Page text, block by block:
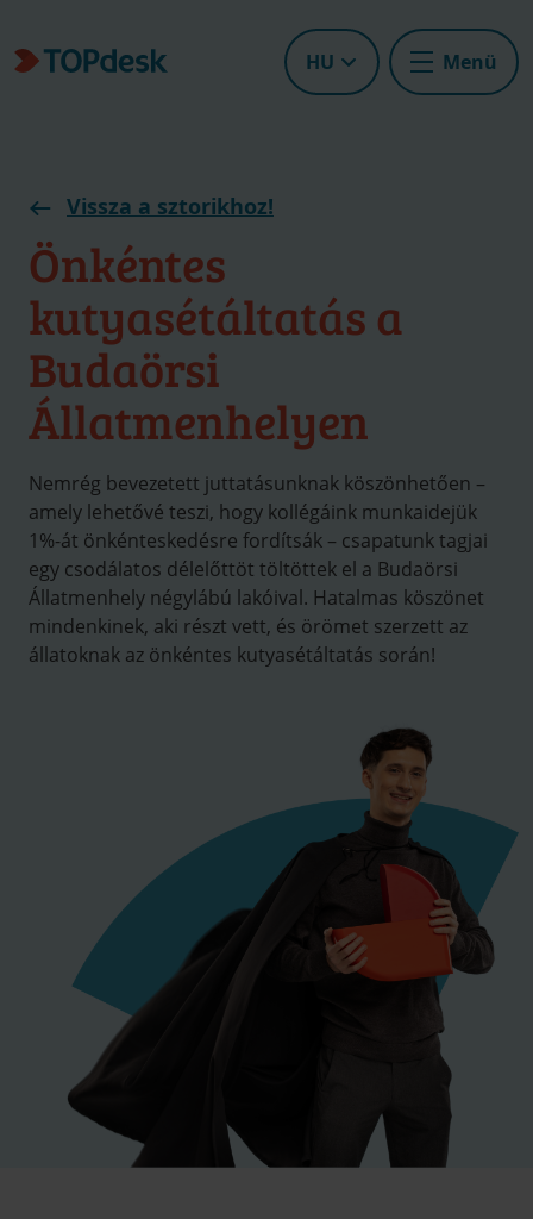
HU Menü
Vissza a sztorikhoz!
Önkéntes
kutyasétáltatás a
Budaörsi
Állatmenhelyen
Nemrég bevezetett juttatásunknak köszönhetően –
amely lehetővé teszi, hogy kollégáink munkaidejük
1%-át önkénteskedésre fordítsák – csapatunk tagjai
egy csodálatos délelőttöt töltöttek el a Budaörsi
Állatmenhely négylábú lakóival. Hatalmas köszönet
mindenkinek, aki részt vett, és örömet szerzett az
állatoknak az önkéntes kutyasétáltatás során!